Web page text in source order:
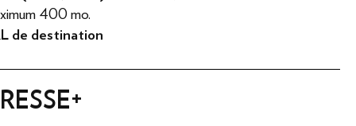
400 mo.
de destination